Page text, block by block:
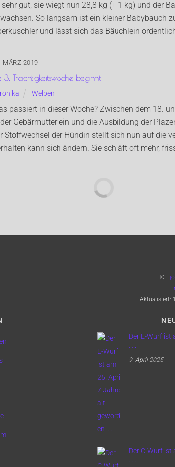
sehr gut, sie wiegt nun 28,8 kg (+ 1 kg) und der
So langsam ist ein kleiner Babybauch
und lässt sich das Bäuchlein
MÄRZ 2019
3. Trächtigkeitswoche beginnt
Welpen
passiert in dieser Woche? Zwischen dem 18.
Gebärmutter ein und die Ausbildung der
Stoffwechsel der Hündin stellt sich nun auf die
kann sich ändern. Sie schläft oft mehr,
©
Aktualisiert:
Der E-Wurf ist
…..
9. April 2025
Der C-Wurf ist
…..